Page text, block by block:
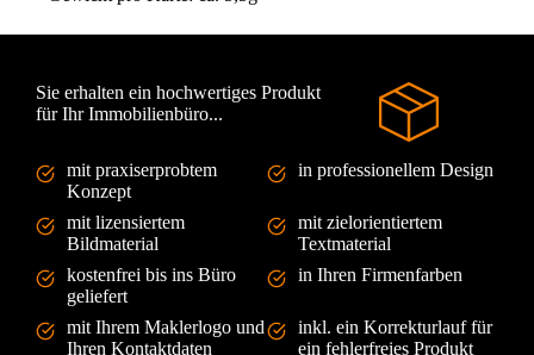
Sie erhalten ein hochwertiges Produkt
für Ihr Immobilienbüro...
mit praxiserprobtem
Konzept
in professionellem Design
mit lizensiertem
Bildmaterial
mit zielorientiertem
Textmaterial
kostenfrei bis ins Büro
geliefert
in Ihren Firmenfarben
mit Ihrem Maklerlogo und
Ihren Kontaktdaten
inkl. ein Korrekturlauf für
ein fehlerfreies Produkt